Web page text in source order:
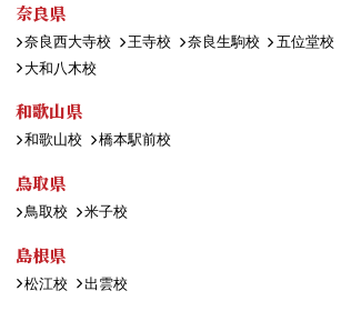
奈良県
奈良西大寺校 王寺校 奈良生駒校 五位堂校
大和八木校
和歌山県
和歌山校 橋本駅前校
鳥取県
鳥取校 米子校
島根県
松江校 出雲校